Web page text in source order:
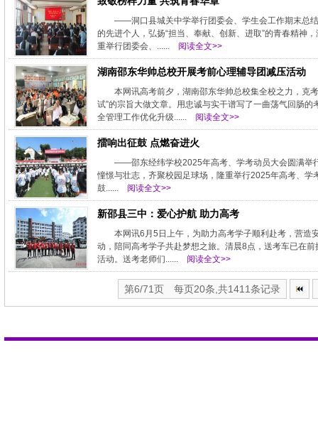
——洞口县城关中学举行团委会、学生会工作期末总
的先进个人，弘扬“担当、奉献、创新、进取”的青春精神
重举行团委会、......
阅读全文>>
湖南邵东华帅总校开展考前心理辅导团减压活动
本网讯高考前夕，湖南邵东华帅总校集全校之力，克
试”的宗旨大做文章。用忠诚与实干谱写了一曲荡气回肠
全管理工作优化升级......
阅读全文>>
擂响出征鼓 点燃奋进火
——邵东经纬学校2025年高考、学考动员大会圆满举
憧憬与壮志，齐聚校园足球场，隆重举行2025年高考、
鼓......
阅读全文>>
新邵县三中：爱心护航 助力高考
本网讯6月5日上午，为助力高考学子顺利赴考，营造
动，陪同高考学子共赴梦想之旅。清晨8点，送考车已在
活动。送考老师们......
阅读全文>>
第6/71页 每页20条,共1411条记录